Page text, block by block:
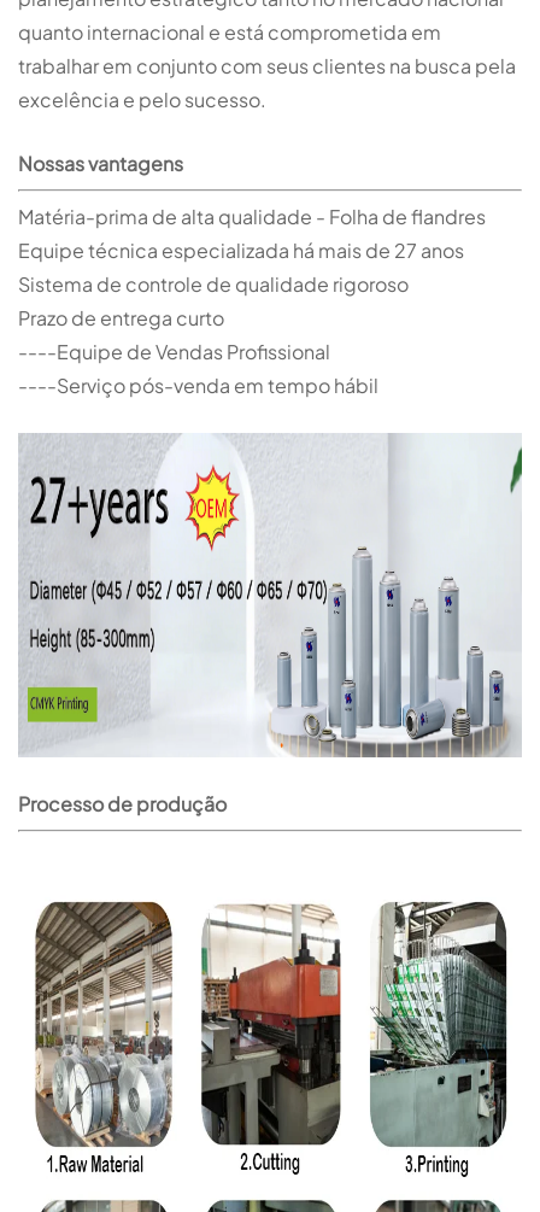
quanto internacional e está comprometida em
trabalhar em conjunto com seus clientes na busca pela
excelência e pelo sucesso.
Nossas vantagens
Matéria-prima de alta qualidade - Folha de flandres
Equipe técnica especializada há mais de 27 anos
Sistema de controle de qualidade rigoroso
Prazo de entrega curto
----Equipe de Vendas Profissional
----Serviço pós-venda em tempo hábil
Processo de produção